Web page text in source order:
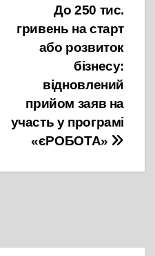
До 250 тис.
гривень на старт
або розвиток
бізнесу:
відновлений
прийом заяв на
участь у програмі
«єРОБОТА»